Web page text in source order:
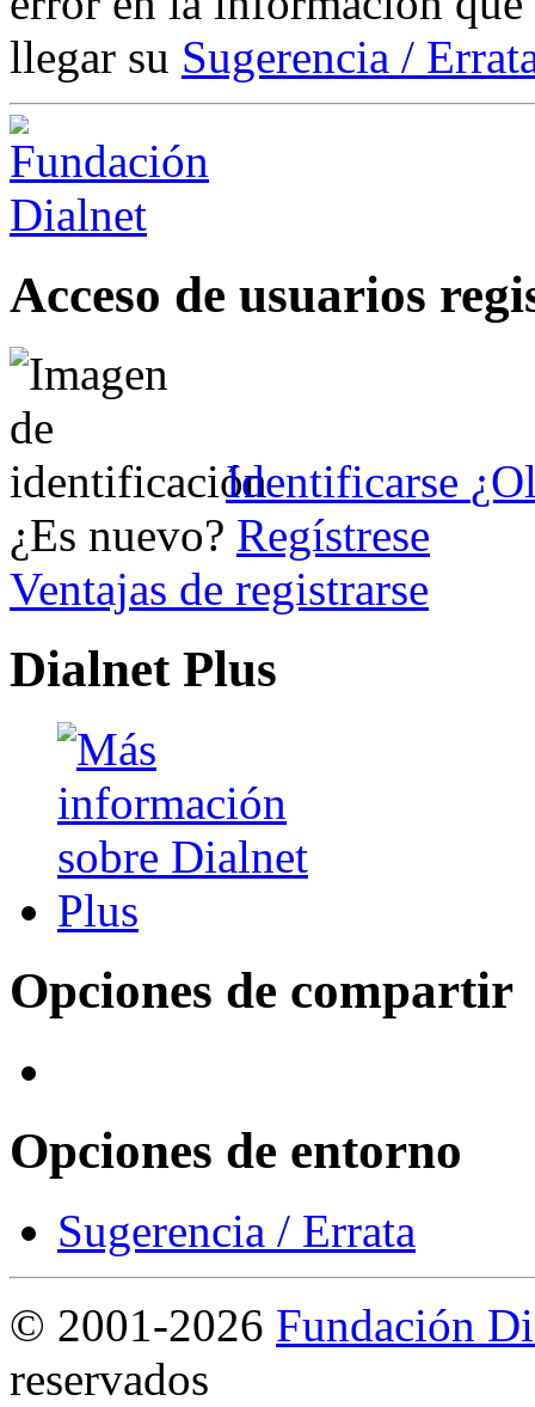
llegar su Sugerencia /
Acceso de usuarios
Identificarse
¿Es nuevo? Regístrese
Ventajas de registrarse
Dialnet Plus
Opciones de compartir
Opciones de entorno
Sugerencia / Errata
© 2001-2026 Fundación
reservados